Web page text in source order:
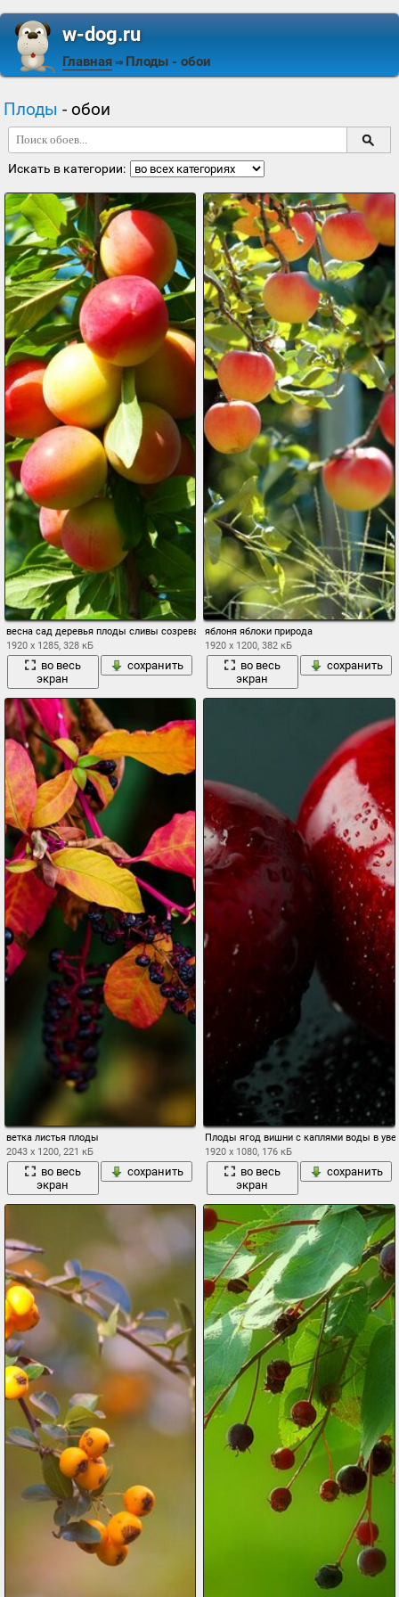
w-dog.ru
Главная ⇒ Плоды - обои
Плоды - обои
Искать в категории:
весна сад деревья плоды сливы созревание
1920 x 1285, 328 кБ
во весь
экран
сохранить
яблоня яблоки природа
1920 x 1200, 382 кБ
во весь
экран
сохранить
ветка листья плоды
2043 x 1200, 221 кБ
во весь
экран
сохранить
Плоды ягод вишни с каплями воды в
1920 x 1080, 176 кБ
во весь
экран
сохранить